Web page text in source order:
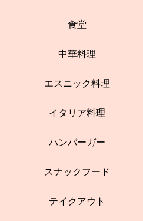
食堂
中華料理
エスニック料理
イタリア料理
ハンバーガー
スナックフード
テイクアウト